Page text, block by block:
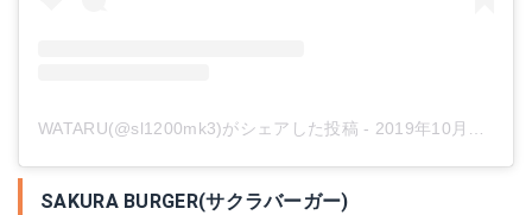
WATARU(@sl1200mk3)がシェアした投稿 - 2019年10月月6日午前1時44分PDT
SAKURA BURGER(サクラバーガー)